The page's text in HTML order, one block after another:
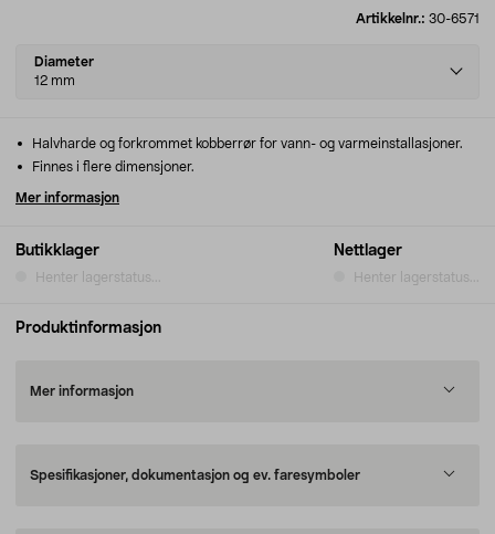
Artikkelnr.: 30-6571
Select
variant
Diameter
12 mm
Butikklager
Henter lagerstatus...
Nettlager
Henter lagerstatus...
Halvharde og forkrommet kobberrør for vann- og varmeinstallasjoner.
Finnes i flere dimensjoner.
Mer informasjon
Produktinformasjon
Mer informasjon
Spesifikasjoner, dokumentasjon og ev. faresymboler